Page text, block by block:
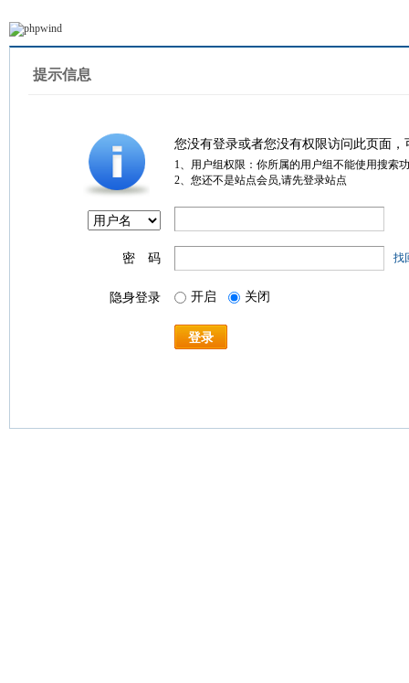
提示信息
您没有登录或者您没有权限访问此页面
1、用户组权限：你所属的用户组不能使用搜索
2、您还不是站点会员,请先登录站点
密 码 找
隐身登录 开启 关闭
登录